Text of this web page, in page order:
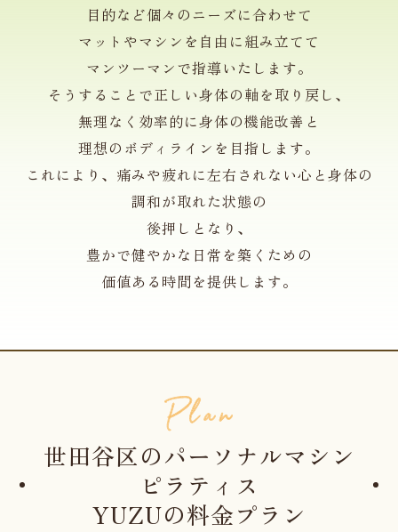
目的など個々のニーズに合わせて
マットやマシンを自由に組み立てて
マンツーマンで指導いたします。
そうすることで正しい身体の軸を取り戻し、
無理なく効率的に身体の機能改善と
理想のボディラインを目指します。
これにより、痛みや疲れに左右されない心と身体の
調和が取れた状態の
後押しとなり、
豊かで健やかな日常を築くための
価値ある時間を提供します。
世田谷区のパーソナルマシン
ピラティス
YUZUの料金プラン